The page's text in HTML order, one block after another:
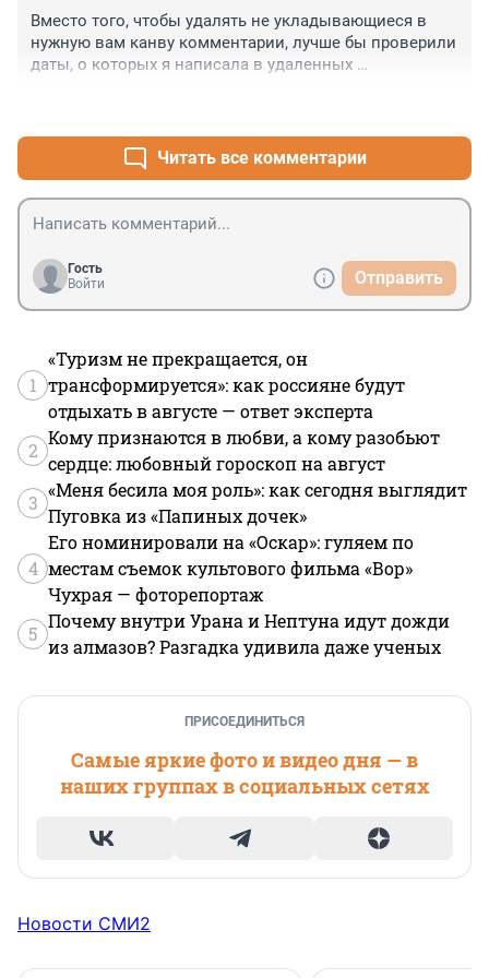
Вместо того, чтобы удалять не укладывающиеся в
нужную вам канву комментарии, лучше бы проверили
даты, о которых я написала в удаленных
Читать все комментарии
Гость
Войти
Отправить
1
«Туризм не прекращается, он
трансформируется»: как россияне будут
отдыхать в августе — ответ эксперта
2
Кому признаются в любви, а кому разобьют
сердце: любовный гороскоп на август
3
«Меня бесила моя роль»: как сегодня выглядит
Пуговка из «Папиных дочек»
4
Его номинировали на «Оскар»: гуляем по
местам съемок культового фильма «Вор»
Чухрая — фоторепортаж
5
Почему внутри Урана и Нептуна идут дожди
из алмазов? Разгадка удивила даже ученых
ПРИСОЕДИНИТЬСЯ
Самые яркие фото и видео дня — в
наших группах в социальных сетях
Новости СМИ2